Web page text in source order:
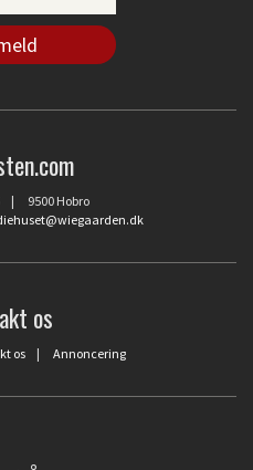
| 9500 Hobro
os
os | Annoncering